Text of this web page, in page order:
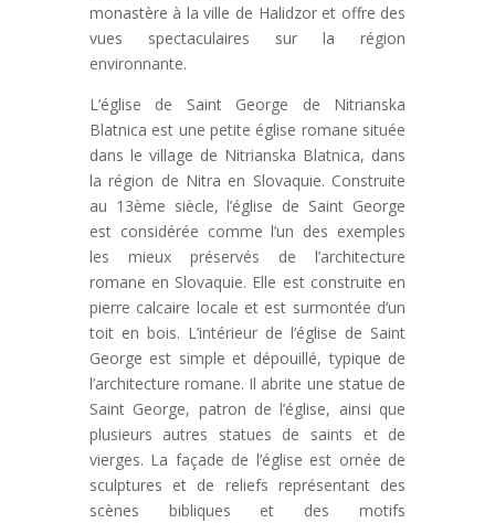
monastère à la ville de Halidzor et offre des
vues spectaculaires sur la région
environnante.
L’église de Saint George de Nitrianska
Blatnica est une petite église romane située
dans le village de Nitrianska Blatnica, dans
la région de Nitra en Slovaquie. Construite
au 13ème siècle, l’église de Saint George
est considérée comme l’un des exemples
les mieux préservés de l’architecture
romane en Slovaquie. Elle est construite en
pierre calcaire locale et est surmontée d’un
toit en bois. L’intérieur de l’église de Saint
George est simple et dépouillé, typique de
l’architecture romane. Il abrite une statue de
Saint George, patron de l’église, ainsi que
plusieurs autres statues de saints et de
vierges. La façade de l’église est ornée de
sculptures et de reliefs représentant des
scènes bibliques et des motifs